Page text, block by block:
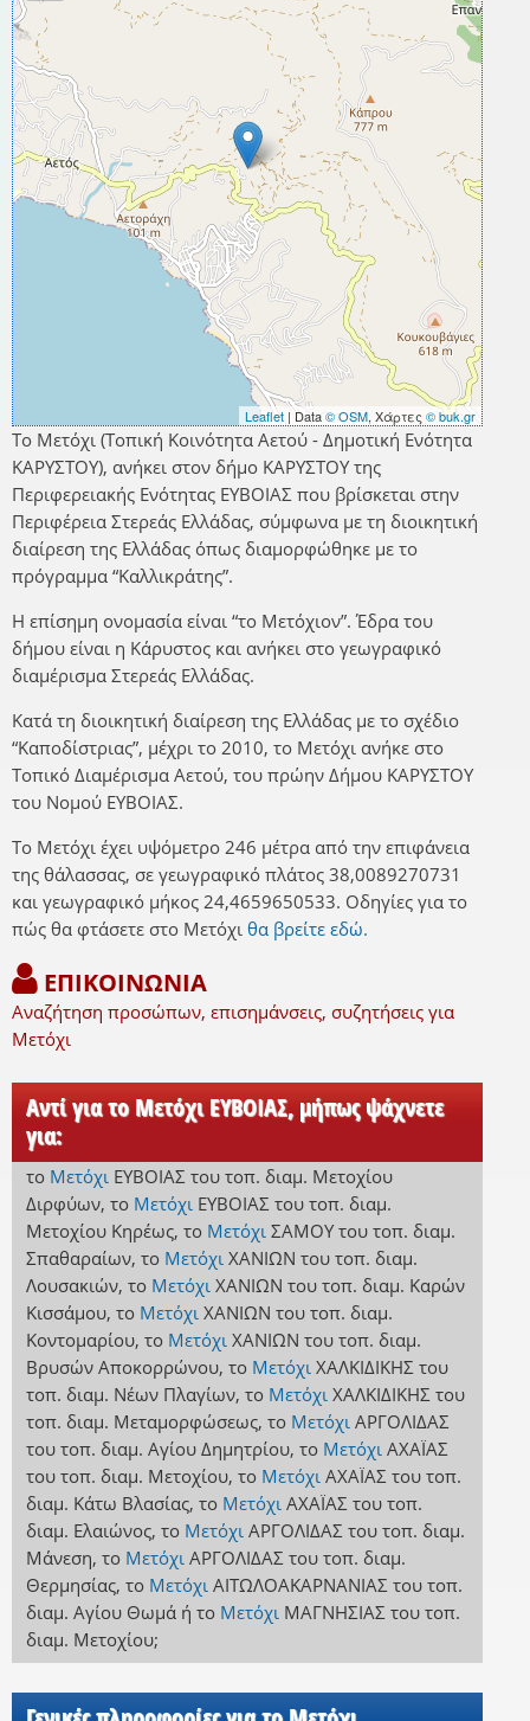
Leaflet | Data© OSM, Χάρτες © buk.gr
Το Μετόχι (Τοπική Κοινότητα Αετού - Δημοτική Ενότητα
ΚΑΡΥΣΤΟΥ), ανήκει στον δήμο ΚΑΡΥΣΤΟΥ της
Περιφερειακής Ενότητας ΕΥΒΟΙΑΣ που βρίσκεται στην
Περιφέρεια Στερεάς Ελλάδας, σύμφωνα με τη διοικητική
διαίρεση της Ελλάδας όπως διαμορφώθηκε με το
πρόγραμμα “Καλλικράτης”.
Η επίσημη ονομασία είναι “το Μετόχιον”. Έδρα του
δήμου είναι η Κάρυστος και ανήκει στο γεωγραφικό
διαμέρισμα Στερεάς Ελλάδας.
Κατά τη διοικητική διαίρεση της Ελλάδας με το σχέδιο
“Καποδίστριας”, μέχρι το 2010, το Μετόχι ανήκε στο
Τοπικό Διαμέρισμα Αετού, του πρώην Δήμου ΚΑΡΥΣΤΟΥ
του Νομού ΕΥΒΟΙΑΣ.
Το Μετόχι έχει υψόμετρο 246 μέτρα από την επιφάνεια
της θάλασσας, σε γεωγραφικό πλάτος 38,0089270731
και γεωγραφικό μήκος 24,4659650533. Οδηγίες για το
πώς θα φτάσετε στο Μετόχι θα βρείτε εδώ.
ΕΠΙΚΟΙΝΩΝΙΑ
Αναζήτηση προσώπων, επισημάνσεις, συζητήσεις για
Μετόχι
Αντί για το Μετόχι ΕΥΒΟΙΑΣ, μήπως ψάχνετε
για:
το Μετόχι ΕΥΒΟΙΑΣ του τοπ. διαμ. Μετοχίου
Διρφύων, το Μετόχι ΕΥΒΟΙΑΣ του τοπ. διαμ.
Μετοχίου Κηρέως, το Μετόχι ΣΑΜΟΥ του τοπ. διαμ.
Σπαθαραίων, το Μετόχι ΧΑΝΙΩΝ του τοπ. διαμ.
Λουσακιών, το Μετόχι ΧΑΝΙΩΝ του τοπ. διαμ. Καρών
Κισσάμου, το Μετόχι ΧΑΝΙΩΝ του τοπ. διαμ.
Κοντομαρίου, το Μετόχι ΧΑΝΙΩΝ του τοπ. διαμ.
Βρυσών Αποκορρώνου, το Μετόχι ΧΑΛΚΙΔΙΚΗΣ του
τοπ. διαμ. Νέων Πλαγίων, το Μετόχι ΧΑΛΚΙΔΙΚΗΣ του
τοπ. διαμ. Μεταμορφώσεως, το Μετόχι ΑΡΓΟΛΙΔΑΣ
του τοπ. διαμ. Αγίου Δημητρίου, το Μετόχι ΑΧΑΪΑΣ
του τοπ. διαμ. Μετοχίου, το Μετόχι ΑΧΑΪΑΣ του τοπ.
διαμ. Κάτω Βλασίας, το Μετόχι ΑΧΑΪΑΣ του τοπ.
διαμ. Ελαιώνος, το Μετόχι ΑΡΓΟΛΙΔΑΣ του τοπ. διαμ.
Μάνεση, το Μετόχι ΑΡΓΟΛΙΔΑΣ του τοπ. διαμ.
Θερμησίας, το Μετόχι ΑΙΤΩΛΟΑΚΑΡΝΑΝΙΑΣ του τοπ.
διαμ. Αγίου Θωμάή το Μετόχι ΜΑΓΝΗΣΙΑΣ του τοπ.
διαμ. Μετοχίου;